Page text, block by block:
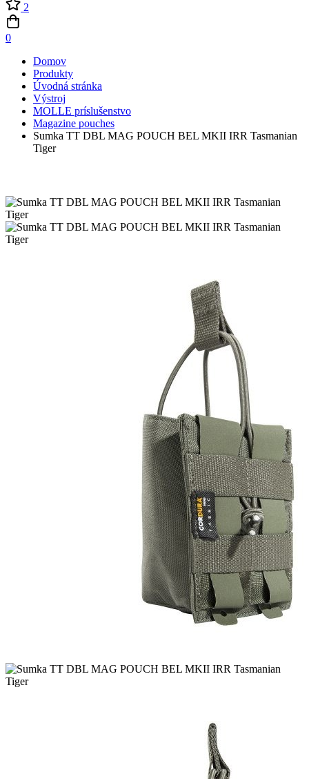
2
0
Domov
Produkty
Úvodná stránka
Výstroj
MOLLE príslušenstvo
Magazine pouches
Sumka TT DBL MAG POUCH BEL MKII IRR Tasmanian
Tiger